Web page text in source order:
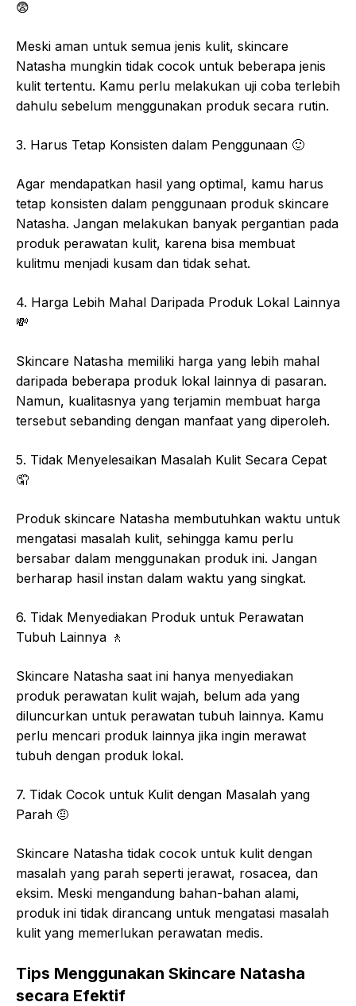
😨
Meski aman untuk semua jenis kulit, skincare
Natasha mungkin tidak cocok untuk beberapa jenis
kulit tertentu. Kamu perlu melakukan uji coba terlebih
dahulu sebelum menggunakan produk secara rutin.
3. Harus Tetap Konsisten dalam Penggunaan 🙂
Agar mendapatkan hasil yang optimal, kamu harus
tetap konsisten dalam penggunaan produk skincare
Natasha. Jangan melakukan banyak pergantian pada
produk perawatan kulit, karena bisa membuat
kulitmu menjadi kusam dan tidak sehat.
4. Harga Lebih Mahal Daripada Produk Lokal Lainnya
💸
Skincare Natasha memiliki harga yang lebih mahal
daripada beberapa produk lokal lainnya di pasaran.
Namun, kualitasnya yang terjamin membuat harga
tersebut sebanding dengan manfaat yang diperoleh.
5. Tidak Menyelesaikan Masalah Kulit Secara Cepat
🤦
Produk skincare Natasha membutuhkan waktu untuk
mengatasi masalah kulit, sehingga kamu perlu
bersabar dalam menggunakan produk ini. Jangan
berharap hasil instan dalam waktu yang singkat.
6. Tidak Menyediakan Produk untuk Perawatan
Tubuh Lainnya 🚶
Skincare Natasha saat ini hanya menyediakan
produk perawatan kulit wajah, belum ada yang
diluncurkan untuk perawatan tubuh lainnya. Kamu
perlu mencari produk lainnya jika ingin merawat
tubuh dengan produk lokal.
7. Tidak Cocok untuk Kulit dengan Masalah yang
Parah 🤨
Skincare Natasha tidak cocok untuk kulit dengan
masalah yang parah seperti jerawat, rosacea, dan
eksim. Meski mengandung bahan-bahan alami,
produk ini tidak dirancang untuk mengatasi masalah
kulit yang memerlukan perawatan medis.
Tips Menggunakan Skincare Natasha
secara Efektif